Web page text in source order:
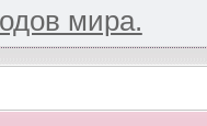
мира.